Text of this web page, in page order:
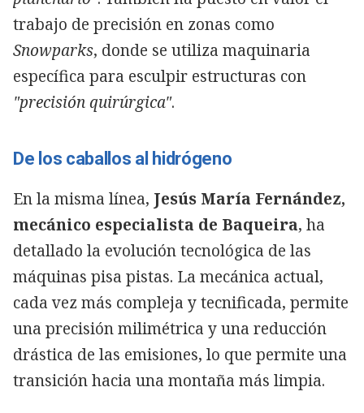
trabajo de precisión en zonas como
Snowparks, donde se utiliza maquinaria
específica para esculpir estructuras con
"precisión quirúrgica".
De los caballos al hidrógeno
En la misma línea, Jesús María Fernández,
mecánico especialista de Baqueira, ha
detallado la evolución tecnológica de las
máquinas pisa pistas. La mecánica actual,
cada vez más compleja y tecnificada, permite
una precisión milimétrica y una reducción
drástica de las emisiones, lo que permite una
transición hacia una montaña más limpia.